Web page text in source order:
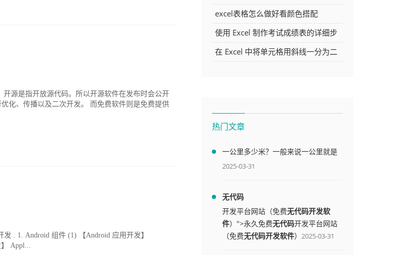
源是指开放源代码。所以开源软件在发布时会公开
化、传播以及二次开发。 而免费软件则是免费提供
. 1. Android 组件 (1) 【Android 应用开发】
Appl...
面指南
excel表格怎么做好看颜色搭配
使用 Excel 制作考试成绩表的详细步
骤及技巧
在 Excel 中将单元格用斜线一分为二
热门文章
一公里多少米？一般来说一公里就是
1000米
2025-03-31
无代码
开发平台网站（免费无代码开发软
件）">永久免费无代码开发平台网站
（免费无代码开发软件） 2025-03-31